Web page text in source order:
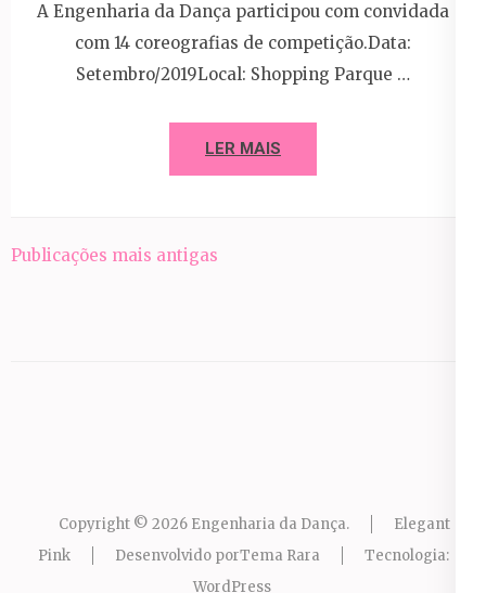
A Engenharia da Dança participou com convidada
com 14 coreografias de competição.Data:
Setembro/2019Local: Shopping Parque …
LER MAIS
Navegação
Publicações mais antigas
Copyright © 2026 Engenharia da Dança.
Elegant
Pink
Desenvolvido porTema Rara
Tecnologia:
WordPress